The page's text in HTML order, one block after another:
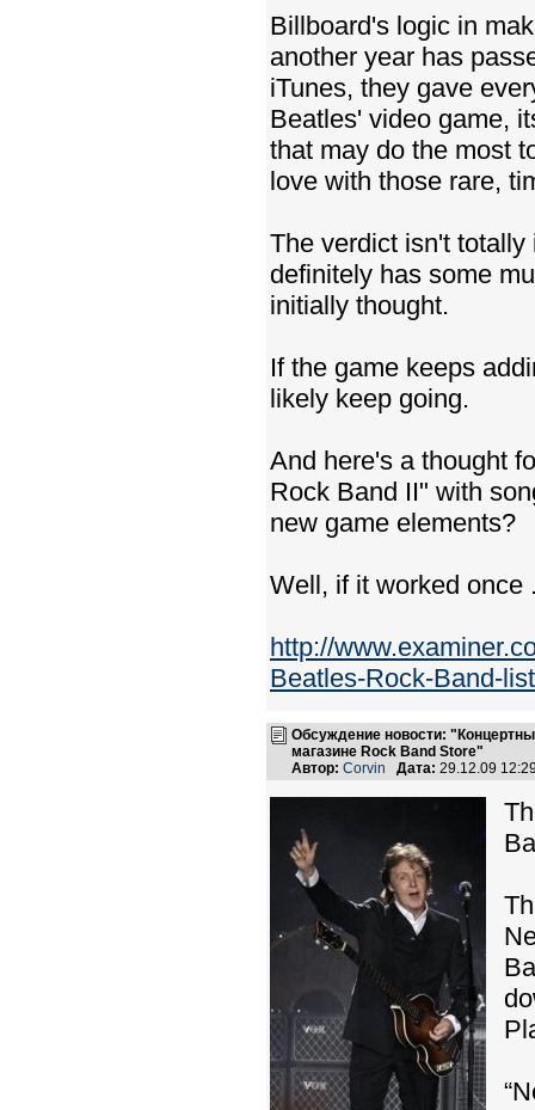
Billboard's logic in
another year has
iTunes, they gave
Beatles' video game,
that may do the most
love with those rare,
The verdict isn't
definitely has some
initially thought.
If the game keeps
likely keep going.
And here's a thought
Rock Band II" with
new game elements?
Well, if it worked once
http://
Beatles-Rock-Band-
Обсуждение новости:
магазине Rock Band Store"
Автор: Corvin Дата: 29.12.09